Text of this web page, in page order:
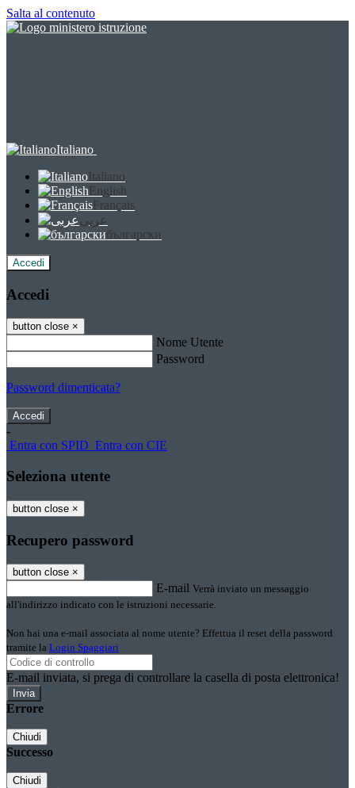
Salta al contenuto
Italiano
Italiano
English
Français
عربى
български
Accedi
Accedi
button close ×
Nome Utente
Password
Password dimenticata?
-
Entra con SPID Entra con CIE
Seleziona utente
button close ×
Recupero password
button close ×
E-mail Verrà inviato un messaggio
all'indirizzo indicato con le istruzioni necessarie.
Non hai una e-mail associata al nome utente? Effettua il reset della password
tramite la Login Spaggiari
E-mail inviata, si prega di controllare la casella di posta elettronica!
Errore
Chiudi
Successo
Chiudi